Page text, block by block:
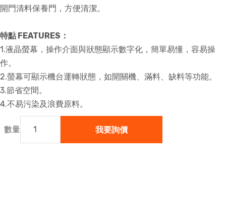
開門清料保養門，方便清潔。
特點 FEATURES：
1.液晶螢幕，操作介面與狀態顯示數字化，簡單易懂，容易操
作。
2.螢幕可顯示機台運轉狀態，如開關機、滿料、缺料等功能。
3.節省空間。
4.不易污染及浪費原料。
數量 我要詢價